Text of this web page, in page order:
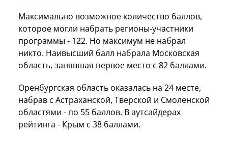
Максимально возможное количество баллов,
которое могли набрать регионы-участники
программы - 122. Но максимум не набрал
никто. Наивысший балл набрала Московская
область, занявшая первое место с 82 баллами.
Оренбургская область оказалась на 24 месте,
набрав с Астраханской, Тверской и Смоленской
областями - по 55 баллов. В аутсайдерах
рейтинга - Крым с 38 баллами.